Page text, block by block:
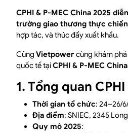
CPHI & P-MEC China 2025 diễn
trường giao thương thực chiến
hợp tác, và thúc đẩy xuất khẩu.
Cùng Vietpower cùng khám
quốc tế tạiCPHI & P-MEC
1. Tổng quan
Thời gian tổ chức: 24–26/
Địa điểm: SNIEC, 2345
Quy mô 2025: